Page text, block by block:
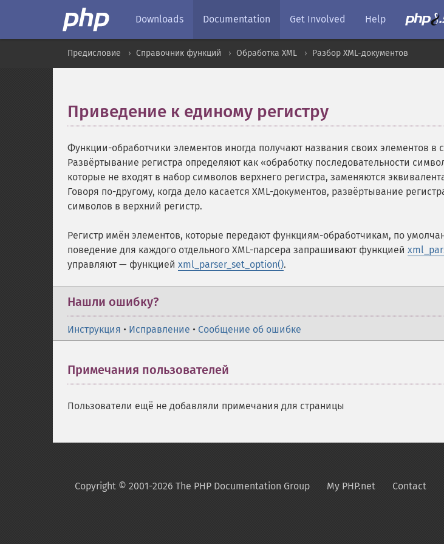
Downloads Documentation Get Involved Help
Предисловие Справочник функций Обработка XML Разбор XML-документов
Приведение к единому регистру
Функции-обработчики элементов иногда получают названия своих элементов в
Развёртывание регистра определяют как «обработку последовательности
которые не входят в набор символов верхнего регистра, заменяются
Говоря по-другому, когда дело касается XML-документов, развёртывание
символов в верхний регистр.
Регистр имён элементов, которые передают функциям-обработчикам, по
поведение для каждого отдельного XML-парсера запрашивают функцией
управляют — функцией xml_parser_set_option().
Нашли ошибку?
Инструкция • Исправление • Сообщение об ошибке
Примечания пользователей
Пользователи ещё не добавляли примечания для страницы
Copyright © 2001-2026 The PHP Documentation Group My PHP.net Contact